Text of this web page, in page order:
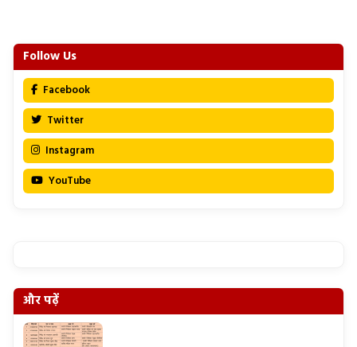
Follow Us
Facebook
Twitter
Instagram
YouTube
और पढ़ें